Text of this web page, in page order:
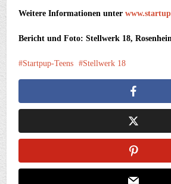
Weitere Informationen unter
Bericht und Foto: Stellwerk 18,
Startpup-Teens Stellwerk 18